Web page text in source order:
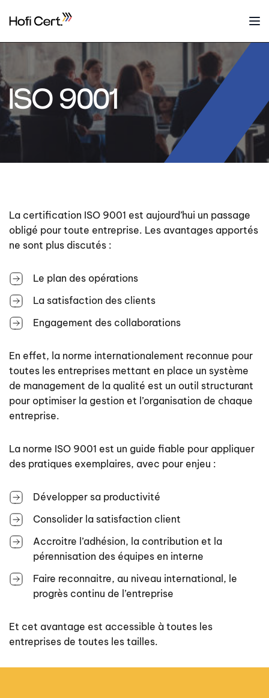
au
ISO 9001
La certification ISO 9001 est aujourd’hui un passage
obligé pour toute entreprise. Les avantages apportés
ne sont plus discutés :
Le plan des opérations
La satisfaction des clients
Engagement des collaborations
En effet, la norme internationalement reconnue pour
toutes les entreprises mettant en place un système
de management de la qualité est un outil structurant
pour optimiser la gestion et l’organisation de chaque
entreprise.
La norme ISO 9001 est un guide fiable pour appliquer
des pratiques exemplaires, avec pour enjeu :
Développer sa productivité
Consolider la satisfaction client
Accroitre l’adhésion, la contribution et la
pérennisation des équipes en interne
Faire reconnaitre, au niveau international, le
progrès continu de l’entreprise
Et cet avantage est accessible à toutes les
entreprises de toutes les tailles.